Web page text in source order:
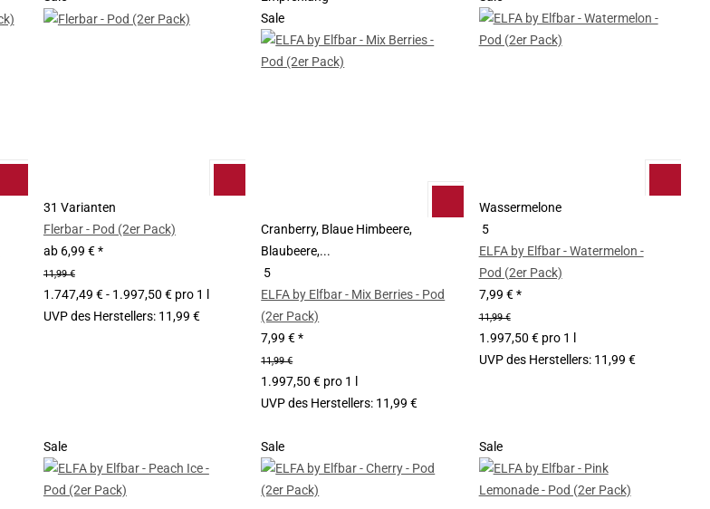
31 Varianten
Flerbar - Pod (2er Pack)
ab6,99 €*
11,99 €
1.747,49 € - 1.997,50 € pro 1 l
UVP des Herstellers: 11,99 €
Sale
Cranberry, Blaue Himbeere,
Blaubeere,...
5
ELFA by Elfbar - Mix Berries - Pod
(2er Pack)
7,99 €*
11,99 €
1.997,50 € pro 1 l
UVP des Herstellers: 11,99 €
Wassermelone
5
ELFA by Elfbar - Watermelon -
Pod (2er Pack)
7,99 €*
11,99 €
1.997,50 € pro 1 l
UVP des Herstellers: 11,99 €
Sale Sale Sale